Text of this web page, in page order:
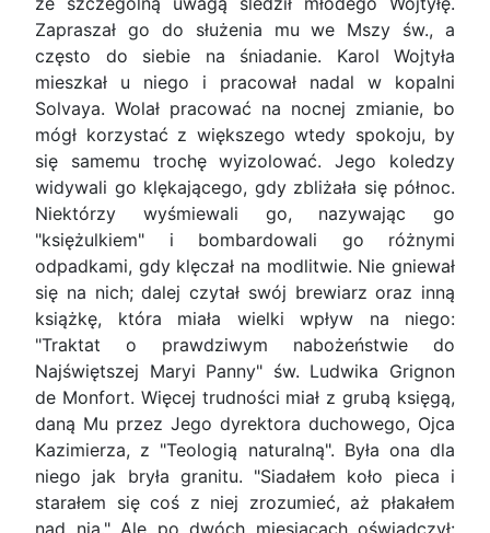
Zapra­szał go do służenia mu we Mszy św., a
często do siebie na śniadanie. Karol Wojtyła
mieszkał u niego i pracował nadal w kopalni
Solvaya. Wolał pracować na nocnej zmianie, bo
mógł korzystać z większego wtedy spokoju, by
się samemu trochę wyizolować. Jego koledzy
widywali go klękają­cego, gdy zbliżała się północ.
Niektórzy wyśmie­wali go, nazywając go
"księżulkiem" i bombardo­wali go różnymi
odpadkami, gdy klęczał na modli­twie. Nie gniewał
się na nich; dalej czytał swój brewiarz oraz inną
książkę, która miała wielki wpływ na niego:
"Traktat o prawdziwym nabożeń­stwie do
Najświęt­szej Maryi Panny" św. Ludwika Grignon
de Mon­fort. Więcej trudności miał z grubą księgą,
daną Mu przez Jego dyrektora duchowego, Ojca
Kazimie­rza, z "Teologią naturalną". Była ona dla
niego jak bryła granitu. "Siadałem koło pieca i
starałem się coś z niej zrozumieć, aż płakałem